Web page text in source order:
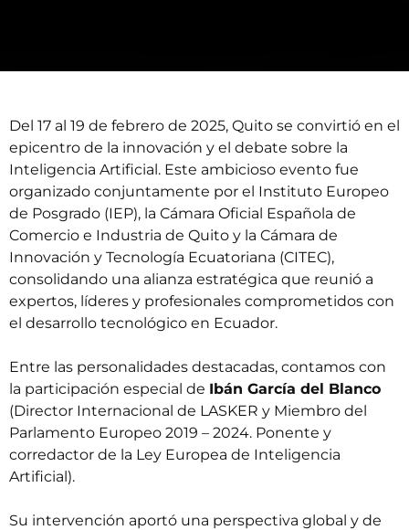
Del 17 al 19 de febrero de 2025, Quito se convirtió en el
epicentro de la innovación y el debate sobre la
Inteligencia Artificial. Este ambicioso evento fue
organizado conjuntamente por el Instituto Europeo
de Posgrado (IEP), la Cámara Oficial Española de
Comercio e Industria de Quito y la Cámara de
Innovación y Tecnología Ecuatoriana (CITEC),
consolidando una alianza estratégica que reunió a
expertos, líderes y profesionales comprometidos con
el desarrollo tecnológico en Ecuador.
Entre las personalidades destacadas, contamos con
la participación especial de Ibán García del Blanco
(Director Internacional de LASKER y Miembro del
Parlamento Europeo 2019 – 2024. Ponente y
corredactor de la Ley Europea de Inteligencia
Artificial).
Su intervención aportó una perspectiva global y de